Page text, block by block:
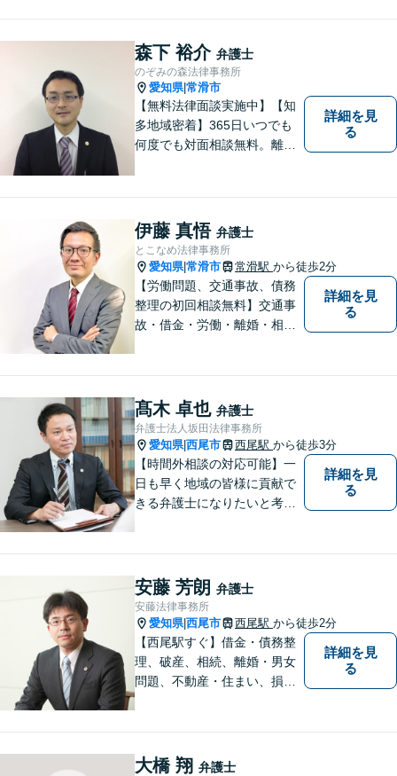
森下 裕介 弁護士
のぞみの森法律事務所
愛知県|常滑市
【無料法律面談実施中】【知
多地域密着】365日いつでも
何度でも対面相談無料。離
い。
詳細を見
る
伊藤 真悟 弁護士
とこなめ法律事務所
愛知県|常滑市 常滑駅 から徒歩2分
【労働問題、交通事故、債務
整理の初回相談無料】交通事
故・借金・労働・離婚・相続
町、東浦町、美浜町、南知多
町などでお困りの方がいまし
たらすぐにご相談ください。
詳細を見
る
髙木 卓也 弁護士
弁護士法人坂田法律事務所
愛知県|西尾市 西尾駅 から徒歩3分
【時間外相談の対応可能】一
日も早く地域の皆様に貢献で
きる弁護士になりたいと考え
ださい
詳細を見
る
安藤 芳朗 弁護士
安藤法律事務所
愛知県|西尾市 西尾駅 から徒歩2分
【西尾駅すぐ】借金・債務整
理、破産、相続、離婚・男女
問題、不動産・住まい、損害
詳細を見
る
大橋 翔 弁護士